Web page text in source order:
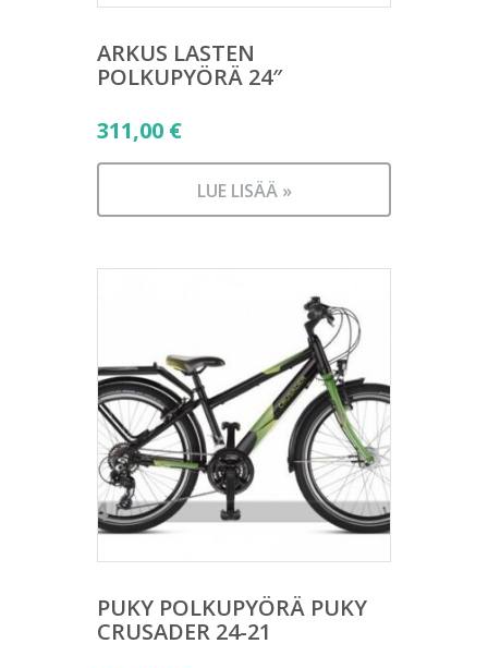
ARKUS LASTEN
POLKUPYÖRÄ 24″
311,00 €
LUE LISÄÄ »
PUKY POLKUPYÖRÄ PUKY
CRUSADER 24-21